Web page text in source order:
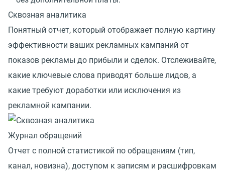
Сквозная аналитика
Понятный отчет, который отображает полную картину
эффективности ваших рекламных кампаний от
показов рекламы до прибыли и сделок. Отслеживайте,
какие ключевые слова приводят больше лидов, а
какие требуют доработки или исключения из
рекламной кампании.
Журнал обращений
Отчет с полной статистикой по обращениям (тип,
канал, новизна), доступом к записям и расшифровкам